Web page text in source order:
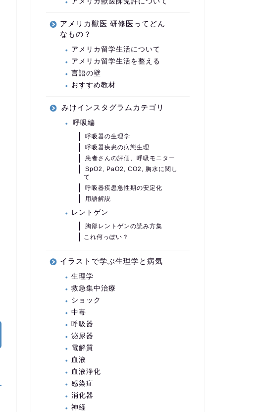
アメリカ獣医 研修医ってどん
なもの？
アメリカ留学生活について
アメリカ留学生活を整える
言語の壁
おすすめ教材
みけインスタグラムカテゴリ
呼吸編
呼吸器の生理学
呼吸器疾患の病態生理
患者さんの評価、呼吸モニター
SpO2, PaO2, CO2, 胸水に関し
て
呼吸器疾患急性期の安定化
用語解説
レントゲン
胸部レントゲンの読み方集
これ何っぽい？
イラストで学ぶ生理学と病気
生理学
救急集中治療
ショック
中毒
呼吸器
泌尿器
電解質
血液
血液浄化
感染症
消化器
神経